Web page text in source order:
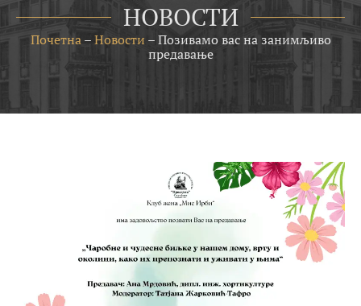
НОВОСТИ
Почетна–Новости –Позивамо вас на занимљиво
предавање